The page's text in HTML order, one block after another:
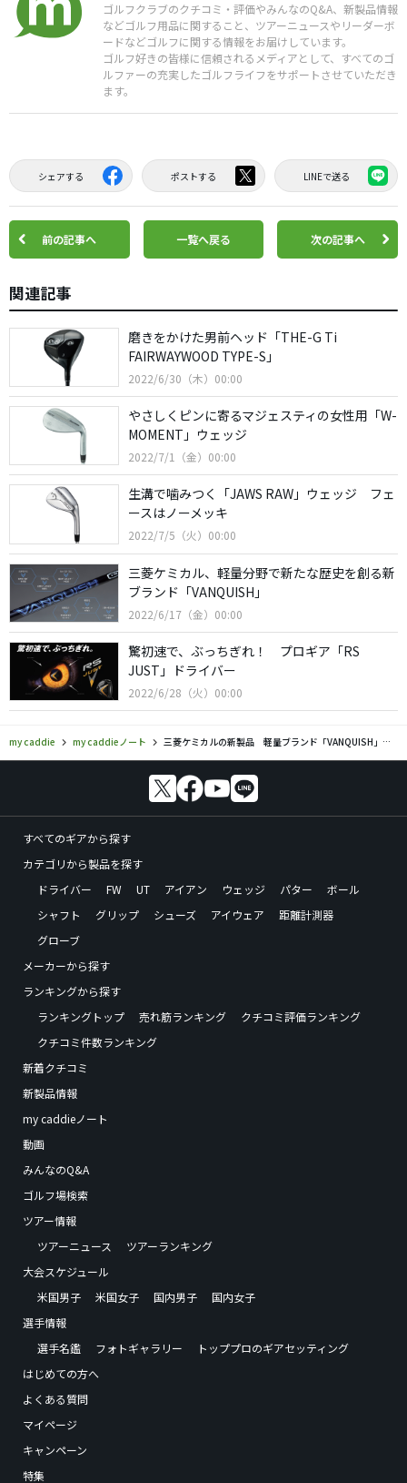
ゴルフクラブのクチコミ・評価やみんなのQ&A、新製品情報
などゴルフ用品に関すること、ツアーニュースやリーダーボ
ードなどゴルフに関する情報をお届けしています。
ゴルフ好きの皆様に信頼されるメディアとして、すべてのゴ
ルファーの充実したゴルフライフをサポートさせていただき
ます。
シェアする ポストする LINEで送る
前の記事へ 一覧へ戻る 次の記事へ
関連記事
磨きをかけた男前ヘッド「THE-G Ti
FAIRWAYWOOD TYPE-S」
2022/6/30（木）00:00
やさしくピンに寄るマジェスティの女性用「W-
MOMENT」ウェッジ
2022/7/1（金）00:00
生溝で噛みつく「JAWS RAW」ウェッジ フェ
ースはノーメッキ
2022/7/5（火）00:00
三菱ケミカル、軽量分野で新たな歴史を創る新
ブランド「VANQUISH」
2022/6/17（金）00:00
驚初速で、ぶっちぎれ！ プロギア「RS
JUST」ドライバー
2022/6/28（火）00:00
my caddie my caddieノート 三菱ケミカルの新製品 軽量ブランド「VANQUISH」、5代目「Diamana GT」
すべてのギアから探す
カテゴリから製品を探す
ドライバー
FW UT アイアン ウェッジ パター
ボール
シャフト
グリップ シューズ アイウェア
距離計測器
グローブ
メーカーから探す
ランキングから探す
ランキングトップ
売れ筋ランキング
クチコミ評価ランキング
クチコミ件数ランキング
新着クチコミ
新製品情報
my caddieノート
動画
みんなのQ&A
ゴルフ場検索
ツアー情報
ツアーニュース
ツアーランキング
大会スケジュール
米国男子
米国女子 国内男子
国内女子
選手情報
選手名鑑
フォトギャラリー
トッププロのギアセッティング
はじめての方へ
よくある質問
マイページ
キャンペーン
特集